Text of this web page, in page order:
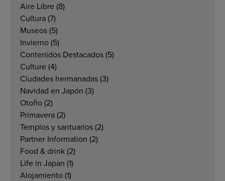
Aire Libre (8)
Cultura (7)
Museos (5)
Invierno (5)
Contenidos Destacados (5)
Culture (4)
Ciudades hermanadas (3)
Navidad en Japón (3)
Otoño (2)
Primavera (2)
Templos y santuarios (2)
Partner Information (2)
Food & drink (2)
Life in Japan (1)
Alojamiento (1)